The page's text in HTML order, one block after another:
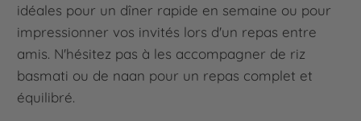
idéales pour un dîner rapide en semaine ou pour
impressionner vos invités lors d'un repas entre
amis. N'hésitez pas à les accompagner de riz
basmati ou de naan pour un repas complet et
équilibré.